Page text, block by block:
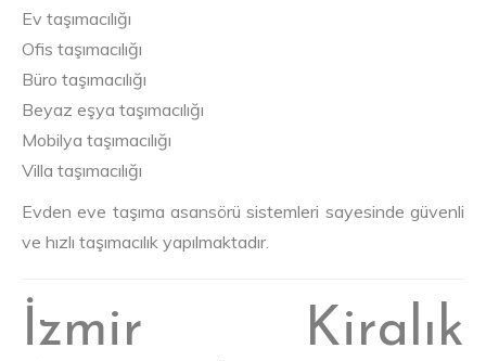
Ev taşımacılığı
Ofis taşımacılığı
Büro taşımacılığı
Beyaz eşya taşımacılığı
Mobilya taşımacılığı
Villa taşımacılığı
Evden eve taşıma asansörü sistemleri sayesinde güvenli
ve hızlı taşımacılık yapılmaktadır.
İzmir Kiralık